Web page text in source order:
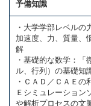
予備知識
・大学学部レベルの
加速度、力、質量、
解
・基礎的な数学：「
ル、行列）の基礎知
・ＣＡＤ／ＣＡＥの
Ｅシミュレーション
や解析プロセスの文